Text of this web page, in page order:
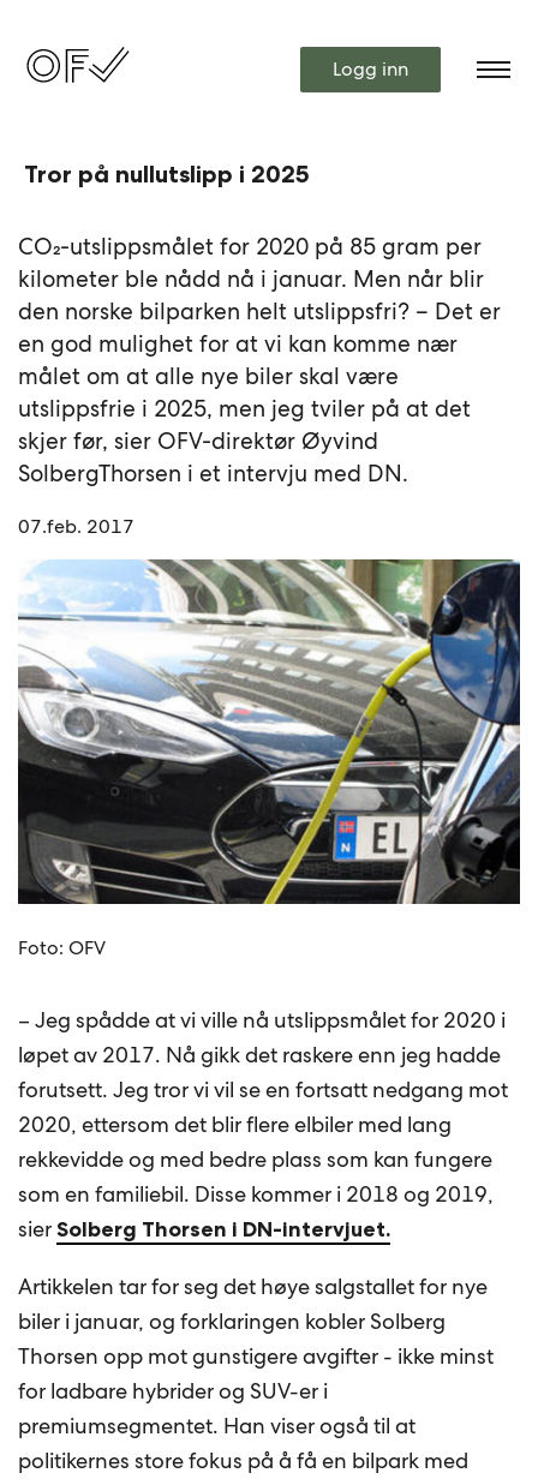
Logg inn
Tror på nullutslipp i 2025
CO₂-utslippsmålet for 2020 på 85 gram per
kilometer ble nådd nå i januar. Men når blir
den norske bilparken helt utslippsfri? – Det er
en god mulighet for at vi kan komme nær
målet om at alle nye biler skal være
utslippsfrie i 2025, men jeg tviler på at det
skjer før, sier OFV-direktør Øyvind
SolbergThorsen i et intervju med DN.
07.feb. 2017
Foto: OFV
– Jeg spådde at vi ville nå utslippsmålet for 2020 i
løpet av 2017. Nå gikk det raskere enn jeg hadde
forutsett. Jeg tror vi vil se en fortsatt nedgang mot
2020, ettersom det blir flere elbiler med lang
rekkevidde og med bedre plass som kan fungere
som en familiebil. Disse kommer i 2018 og 2019,
sierSolberg Thorsen i DN-intervjuet.
Artikkelen tar for seg det høye salgstallet for nye
biler i januar, og forklaringen kobler Solberg
Thorsen opp mot gunstigere avgifter - ikke minst
for ladbare hybrider og SUV-er i
premiumsegmentet. Han viser også til at
politikernes store fokus på å få en bilpark med